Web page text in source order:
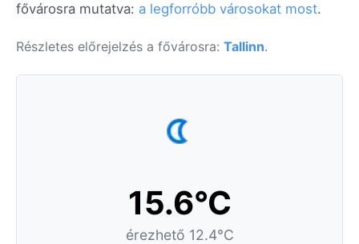
fővárosra mutatva: a legforróbb városokat most.
Részletes előrejelzés a fővárosra: Tallinn.
15.6°C
érezhető 12.4°C